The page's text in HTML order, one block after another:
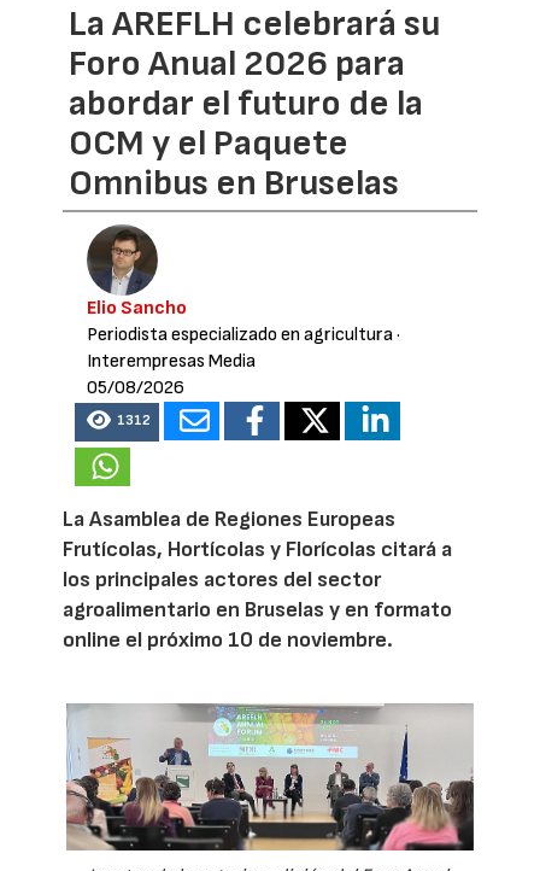
La AREFLH celebrará su
Foro Anual 2026 para
abordar el futuro de la
OCM y el Paquete
Omnibus en Bruselas
Elio Sancho
Periodista especializado en agricultura·
Interempresas Media
05/08/2026
1312
La Asamblea de Regiones Europeas
Frutícolas, Hortícolas y Florícolas citará a
los principales actores del sector
agroalimentario en Bruselas y en formato
online el próximo 10 de noviembre.